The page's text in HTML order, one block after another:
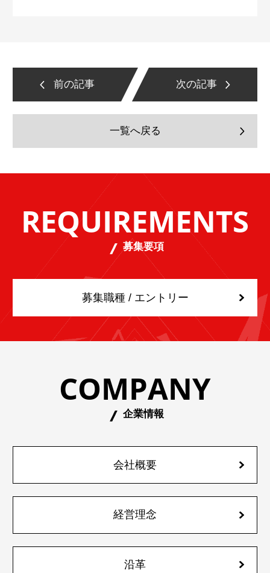
前の記事 次の記事
一覧へ戻る
REQUIREMENTS
募集要項
募集職種 / エントリー
COMPANY
企業情報
会社概要
経営理念
沿革